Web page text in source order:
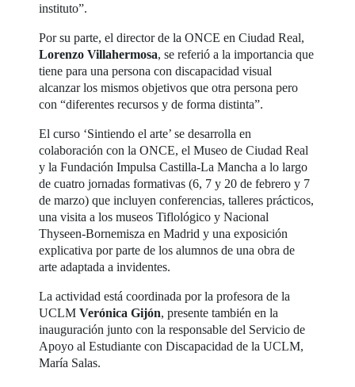
instituto”.
Por su parte, el director de la ONCE en Ciudad Real,
Lorenzo Villahermosa, se referió a la importancia que
tiene para una persona con discapacidad visual
alcanzar los mismos objetivos que otra persona pero
con “diferentes recursos y de forma distinta”.
El curso ‘Sintiendo el arte’ se desarrolla en
colaboración con la ONCE, el Museo de Ciudad Real
y la Fundación Impulsa Castilla-La Mancha a lo largo
de cuatro jornadas formativas (6, 7 y 20 de febrero y 7
de marzo) que incluyen conferencias, talleres prácticos,
una visita a los museos Tiflológico y Nacional
Thyseen-Bornemisza en Madrid y una exposición
explicativa por parte de los alumnos de una obra de
arte adaptada a invidentes.
La actividad está coordinada por la profesora de la
UCLMVerónica Gijón, presente también en la
inauguración junto con la responsable del Servicio de
Apoyo al Estudiante con Discapacidad de la UCLM,
María Salas.